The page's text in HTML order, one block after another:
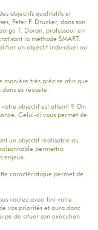
objectifs qualitatifs et
Peter F. Drucker, dans son
T. Doran, professeur en
la méthode SMART.
un objectif individuel ou
manière très précise afin que
sa réussite.
objectif est atteint ? On
Celui-ci vous permet de
un objectif réalisable au
permettra
enjeux.
caractéristique permet de
voulez avoir fini votre
vos priorités et aura donc
de situer son exécution